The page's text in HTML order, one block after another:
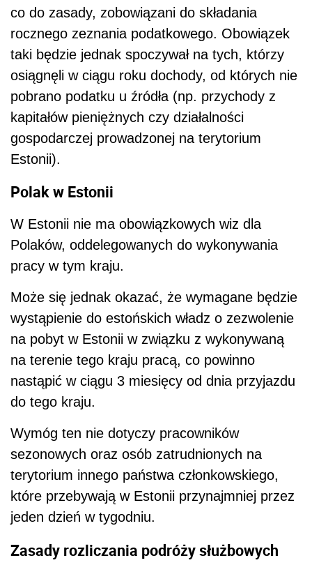
co do zasady, zobowiązani do składania
rocznego zeznania podatkowego. Obowiązek
taki będzie jednak spoczywał na tych, którzy
osiągnęli w ciągu roku dochody, od których nie
pobrano podatku u źródła (np. przychody z
kapitałów pieniężnych czy działalności
gospodarczej prowadzonej na terytorium
Estonii).
Polak w Estonii
W Estonii nie ma obowiązkowych wiz dla
Polaków, oddelegowanych do wykonywania
pracy w tym kraju.
Może się jednak okazać, że wymagane będzie
wystąpienie do estońskich władz o zezwolenie
na pobyt w Estonii w związku z wykonywaną
na terenie tego kraju pracą, co powinno
nastąpić w ciągu 3 miesięcy od dnia przyjazdu
do tego kraju.
Wymóg ten nie dotyczy pracowników
sezonowych oraz osób zatrudnionych na
terytorium innego państwa członkowskiego,
które przebywają w Estonii przynajmniej przez
jeden dzień w tygodniu.
Zasady rozliczania podróży służbowych